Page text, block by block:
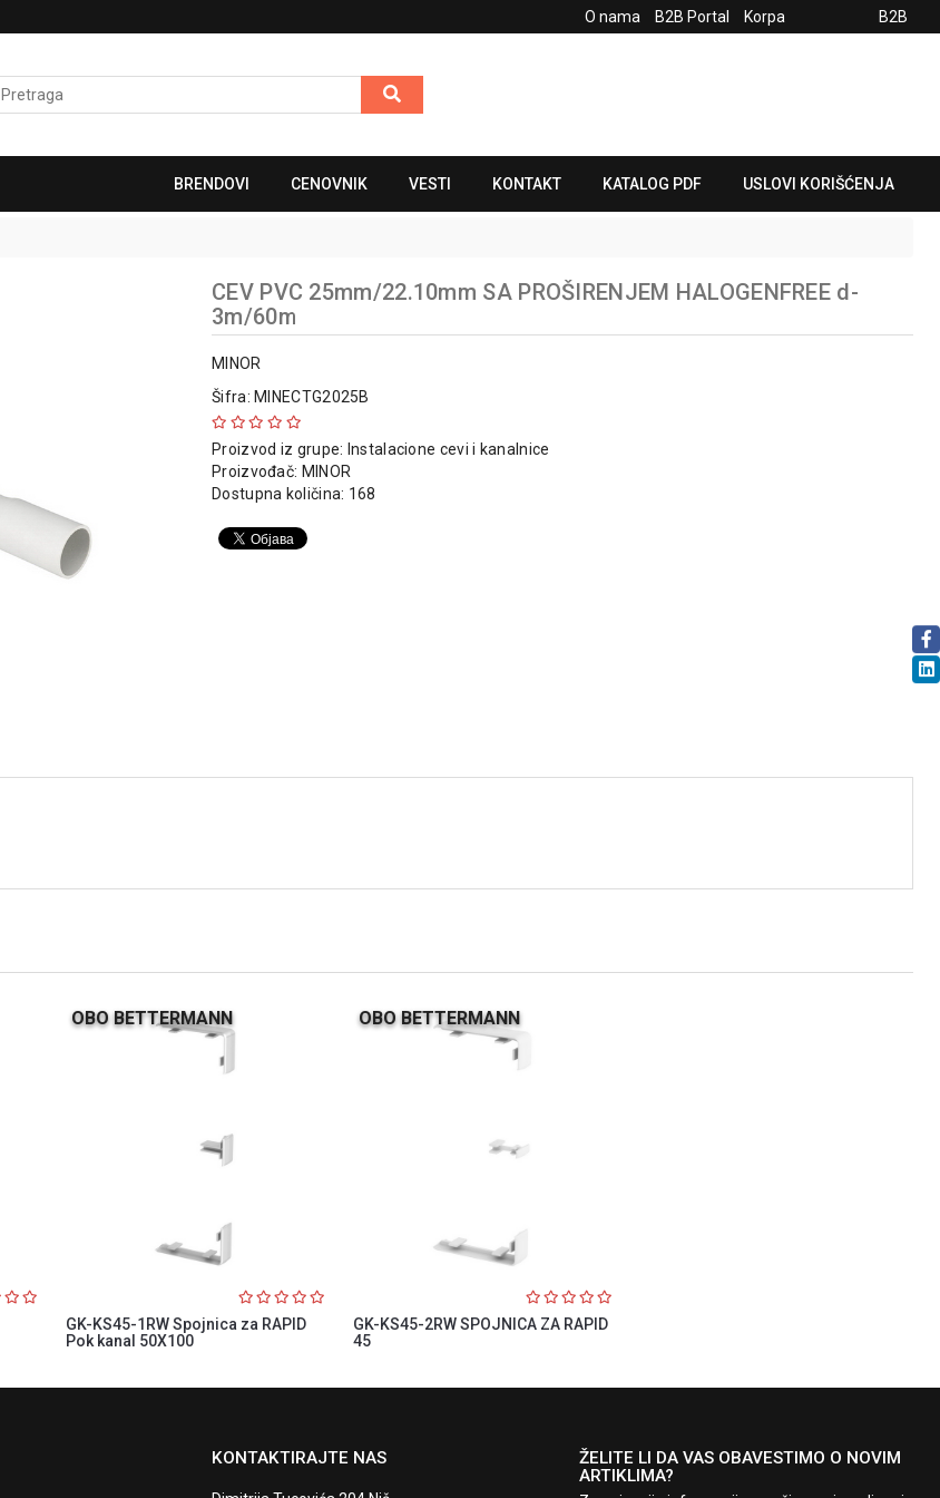
O nama B2B Portal Korpa B2B
BRENDOVI CENOVNIK VESTI KONTAKT KATALOG PDF USLOVI KORIŠĆENJA
CEV PVC 25mm/22.10mm SA PROŠIRENJEM HALOGENFREE d-
3m/60m
MINOR
Šifra: MINECTG2025B
Proizvod iz grupe: Instalacione cevi i kanalnice
Proizvođač: MINOR
Dostupna količina: 168
OBO BETTERMANN
GK-KS45-1RW Spojnica za RAPID
Pok kanal 50X100
OBO BETTERMANN
GK-KS45-2RW SPOJNICA ZA RAPID
45
KONTAKTIRAJTE NAS
ŽELITE LI DA VAS OBAVESTIMO O NOVIM
ARTIKLIMA?